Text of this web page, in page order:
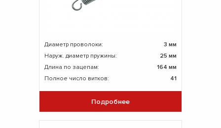
Диаметр проволоки:
3 мм
Наруж. диаметр пружины:
25 мм
Длина по зацепам:
164 мм
Полное число витков:
41
Подробнее